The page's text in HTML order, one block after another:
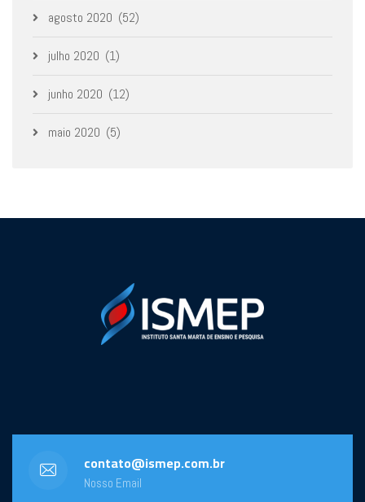
agosto 2020 (52)
julho 2020 (1)
junho 2020 (12)
maio 2020 (5)
contato@ismep.com.br
Nosso Email